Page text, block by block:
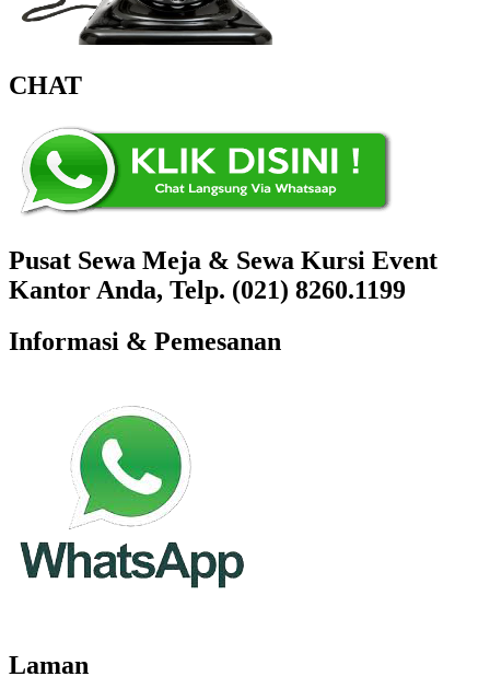
CHAT
Pusat Sewa Meja & Sewa Kursi Event
Kantor Anda, Telp. (021) 8260.1199
Informasi & Pemesanan
Laman